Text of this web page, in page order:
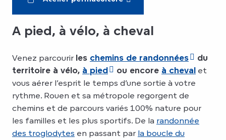
A pied, à vélo, à cheval
Venez parcourir les chemins de randonnées
du
territoire à vélo, à pied ou encore à cheval et
vous aérer l’esprit le temps d’une sortie à votre
rythme. Rouen et sa métropole regorgent de
chemins et de parcours variés 100% nature pour
les familles et les plus sportifs. De la randonnée
des troglodytes en passant par la boucle du